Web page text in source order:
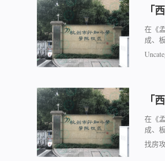
「
在《
成、
「
在《
成、
找房